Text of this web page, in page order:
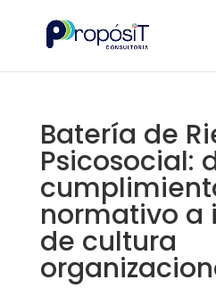
Batería de
Psicosocial:
normativo a
de cultura